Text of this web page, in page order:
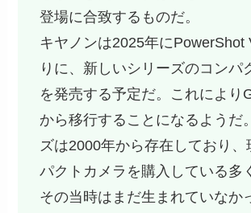
登場に合致するものだ。
キヤノンは2025年にPowerShot
りに、新しいシリーズのコンパ
を発売する予定だ。これにより
から移行することになるようだ
ズは2000年から存在しており、
パクトカメラを購入している多
その当時はまだ生まれていなか